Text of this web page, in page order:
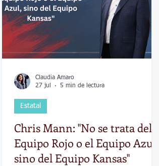
Espectáculos
Chris Mann: "No se trata del
Equipo Rojo o el Equipo Azul,
sino del Equipo Kansas"
Estatal
Claudia Amaro
27 jul
5 min de lectura